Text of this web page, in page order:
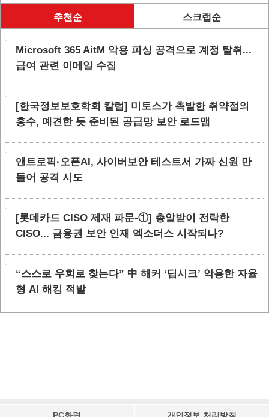
추천순 스크랩순
Microsoft 365 AitM 악용 피싱 공격으로 계정 탈취...
급여 관련 이메일 수집
[한국정보보호학회 칼럼] 미토스가 촉발한 취약점의
홍수, 예견한 듯 준비된 공급망 보안 로드맵
앤트로픽·오픈AI, 사이버보안 테스트서 가짜 신원 만
들어 공격 시도
[롯데카드 CISO 제재 파문-①] 총알받이 전락한
CISO... 금융권 보안 인재 엑소더스 시작되나?
“스스로 우회로 찾는다” 中 해커 ‘딥시크’ 악용한 자율
형 AI 해킹 적발